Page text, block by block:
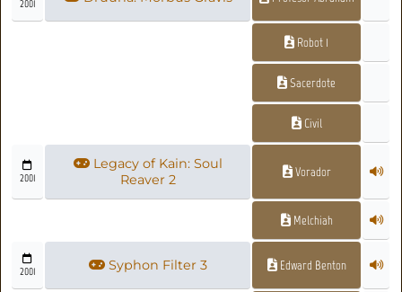
2001
Robot 1
Sacerdote
Civil
2001
Legacy of Kain: Soul
Reaver 2
Vorador
Melchiah
2001 Syphon Filter 3 Edward Benton